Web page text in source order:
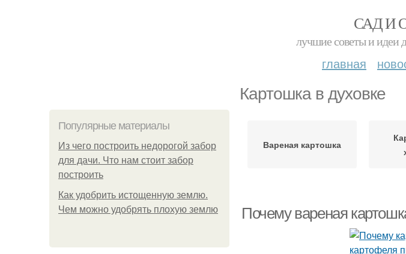
САД И
лучшие советы и идеи
главная
Картошка в духовке
Популярные материалы
Из чего построить недорогой забор
для дачи. Что нам стоит забор
построить
Как удобрить истощенную землю.
Чем можно удобрять плохую землю
Вареная картошка
Почему вареная